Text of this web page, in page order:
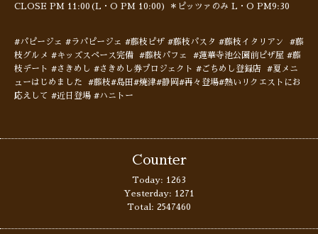
CLOSE PM 11:00(L・O PM 10:00) ＊ピッツァのみ L・O PM9:30
#パピージェ #ラパピージェ #藤枝ピザ #藤枝パスタ #藤枝イタリアン #藤
枝グルメ #キッズスペース完備 #藤枝パフェ #蓮華寺池公園前ピザ屋 #藤
枝デート #さきめし #さきめし券プロジェクト #ごちめし登録店 #夏メニ
ューはじめました #藤枝#島田#焼津#静岡#再々登場#熱いリクエストにお
応えして #近日登場 #ハニトー
Counter
Today: 1263
Yesterday: 1271
Total: 2547460